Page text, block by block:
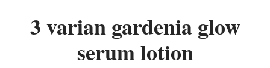
3 varian gardenia glow
serum lotion